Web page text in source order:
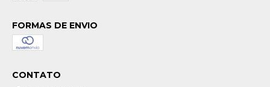
FORMAS DE ENVIO
CONTATO